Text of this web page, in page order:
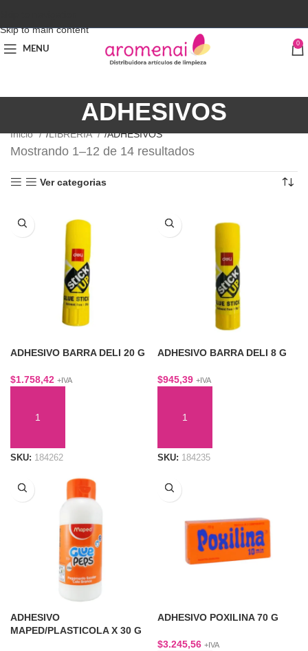
Skip to main content
MENU
0
ADHESIVOS
Inicio LIBRERÍA ADHESIVOS
Mostrando 1–12 de 14 resultados
Ver categorias
ADHESIVO BARRA DELI 20 G
$1.758,42 +IVA
SKU: 184262
ADHESIVO BARRA DELI 8 G
$945,39 +IVA
SKU: 184235
ADHESIVO
MAPED/PLASTICOLA X 30 G
ADHESIVO POXILINA 70 G
$3.245,56 +IVA